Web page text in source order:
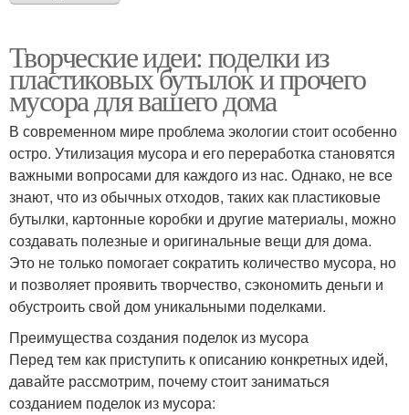
Творческие идеи: поделки из
пластиковых бутылок и прочего
мусора для вашего дома
В современном мире проблема экологии стоит особенно
остро. Утилизация мусора и его переработка становятся
важными вопросами для каждого из нас. Однако, не все
знают, что из обычных отходов, таких как пластиковые
бутылки, картонные коробки и другие материалы, можно
создавать полезные и оригинальные вещи для дома.
Это не только помогает сократить количество мусора, но
и позволяет проявить творчество, сэкономить деньги и
обустроить свой дом уникальными поделками.
Преимущества создания поделок из мусора
Перед тем как приступить к описанию конкретных идей,
давайте рассмотрим, почему стоит заниматься
созданием поделок из мусора: